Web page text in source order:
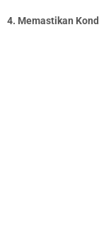
4. Memastikan